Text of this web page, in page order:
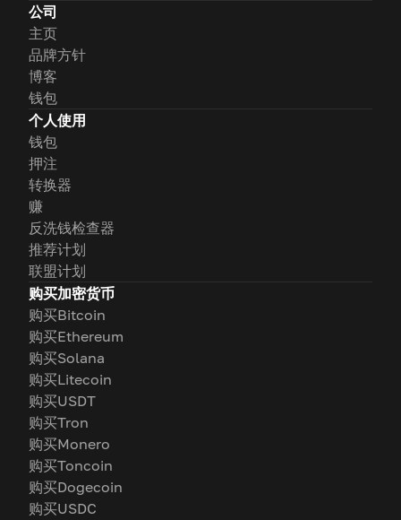
公司
主页
品牌方针
博客
钱包
个人使用
钱包
押注
转换器
赚
反洗钱检查器
推荐计划
联盟计划
购买加密货币
购买Bitcoin
购买Ethereum
购买Solana
购买Litecoin
购买USDT
购买Tron
购买Monero
购买Toncoin
购买Dogecoin
购买USDC